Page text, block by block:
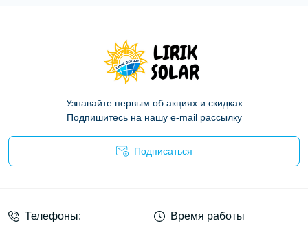
Узнавайте первым об акциях и скидках
Подпишитесь на нашу e-mail рассылку
Подписаться
Телефоны: Время работы